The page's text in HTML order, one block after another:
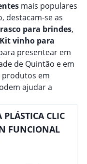
mais populares
destacam-se as
para brindes,
Kit vinho para
presentear em
de Quintão e em
produtos em
ajudar a
PLÁSTICA CLIC
FUNCIONAL